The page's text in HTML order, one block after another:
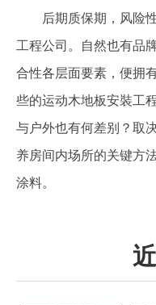
后期质保期，风险性
工程公司。自然也有品
合性各层面要素，便拥
些的运动木地板安裝工
与户外也有何差别？取
养房间内场所的关键方
涂料。